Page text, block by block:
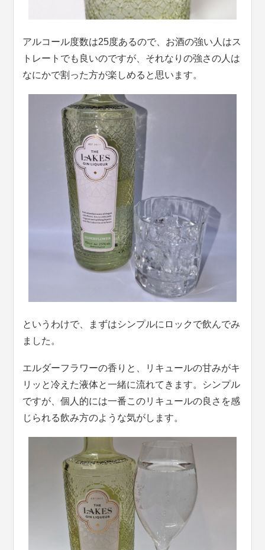
アルコール度数は25度あるので、お酒の強い人はス
トレートでも良いのですが、それなりの強さの人は
なにかで割った方が楽しめると思います。
というわけで、まずはシンプルにロックで飲んでみ
ました。
エルダーフラワーの香りと、リキュールの甘みがキ
リッと冷えた液体と一緒に流れてきます。シンプル
ですが、個人的には一番このリキュールの良さを感
じられる飲み方のような気がします。